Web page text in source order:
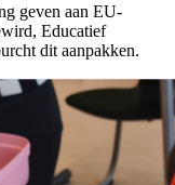
geven aan EU-
Educatief
dit aanpakken.